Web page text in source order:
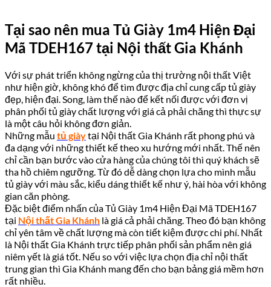
Tại sao nên mua Tủ Giày 1m4 Hiện Đại
Mã TDEH167 tại Nội thất Gia Khánh
Với sự phát triển không ngừng của thị trường nội thất Việt
như hiện giờ, không khó để tìm được địa chỉ cung cấp tủ giày
đẹp, hiện đại. Song, làm thế nào để kết nối được với đơn vị
phân phối tủ giày chất lượng với giá cả phải chăng thì thực sự
là một câu hỏi không đơn giản.
Những mẫu tủ giàytại Nội thất Gia Khánh rất phong phú và
đa dạng với những thiết kế theo xu hướng mới nhất. Thế nên
chỉ cần bạn bước vào cửa hàng của chúng tôi thì quý khách sẽ
tha hồ chiêm ngưỡng. Từ đó dễ dàng chọn lựa cho mình mẫu
tủ giày với màu sắc, kiểu dáng thiết kế như ý, hài hòa với không
gian căn phòng.
Đặc biệt điểm nhấn của Tủ Giày 1m4 Hiện Đại Mã TDEH167
tại Nội thất Gia Khánh là giá cả phải chăng. Theo đó bạn không
chỉ yên tâm về chất lượng mà còn tiết kiệm được chi phí. Nhất
là Nội thất Gia Khánh trực tiếp phân phối sản phẩm nên giá
niêm yết là giá tốt. Nếu so với việc lựa chọn địa chỉ nội thất
trung gian thì Gia Khánh mang đến cho bạn bảng giá mềm hơn
rất nhiều.